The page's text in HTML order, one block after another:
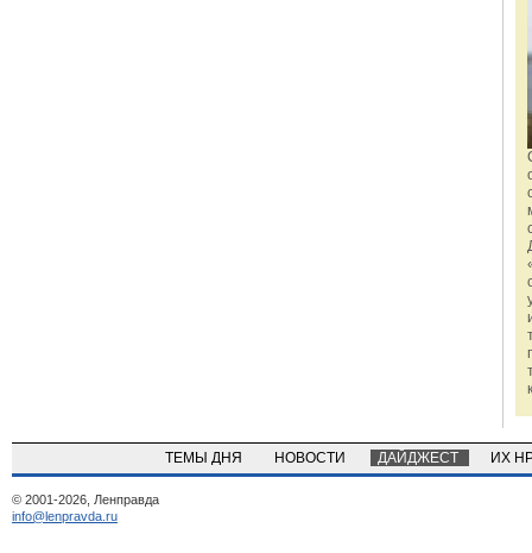
ТЕМЫ ДНЯ НОВОСТИ ДАЙДЖЕСТ ИХ
© 2001-2026, Ленправда
info@lenpravda.ru